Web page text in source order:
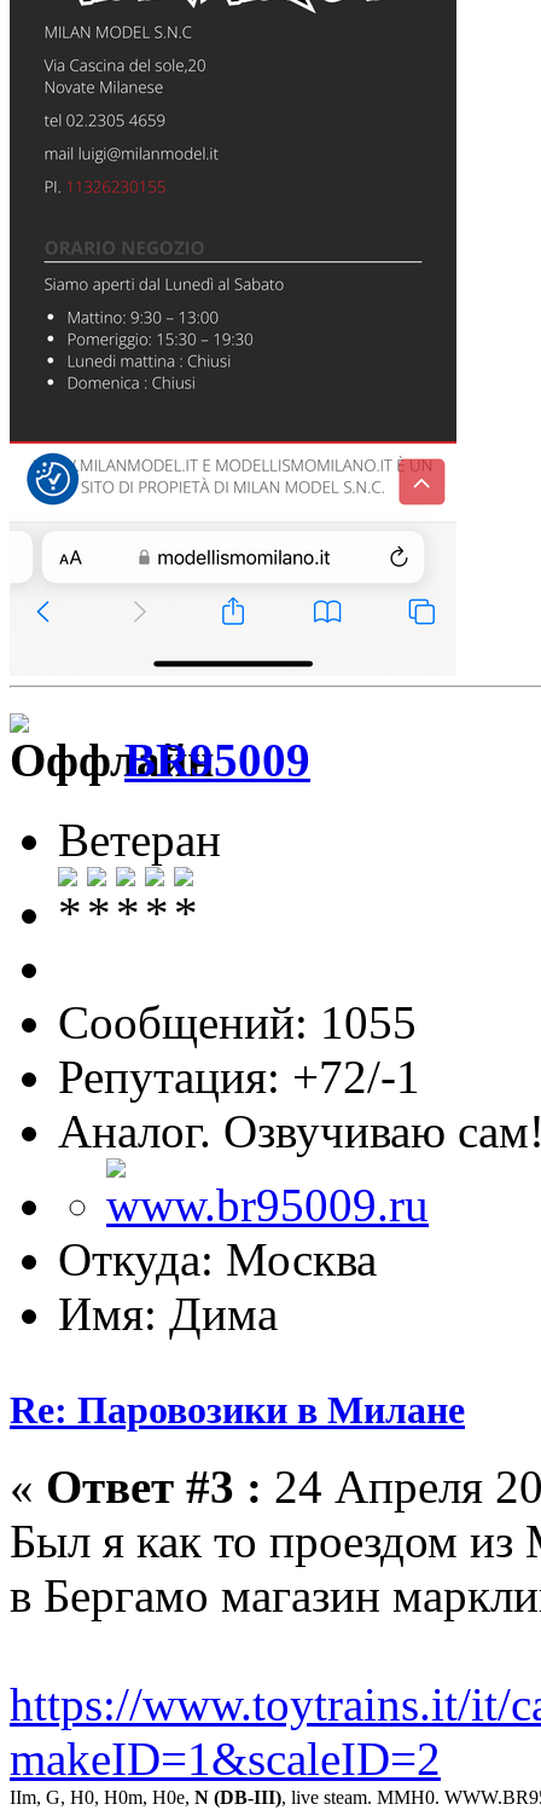
BR95009
Ветеран
Сообщений: 1055
Репутация: +72/-1
Аналог. Озвучиваю
Откуда: Москва
Имя: Дима
Re: Паровозики в Милане
« Ответ #3 : 24 Апреля
Был я как то проездом
в Бергамо магазин
https://www.toytrains.it/it/
makeID=1&scaleID=2
IIm, G, H0, H0m, H0e, N (DB-III), live steam. MMH0.